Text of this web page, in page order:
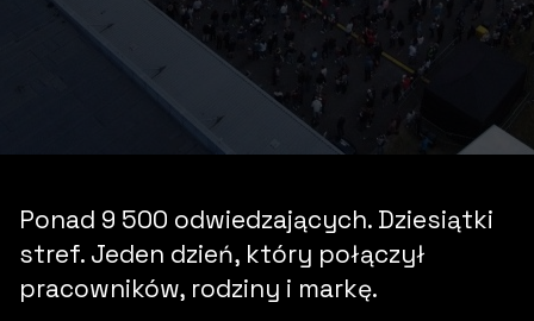
Ponad 9 500 odwiedzających. Dziesiątki
stref. Jeden dzień, który połączył
pracowników, rodziny i markę.